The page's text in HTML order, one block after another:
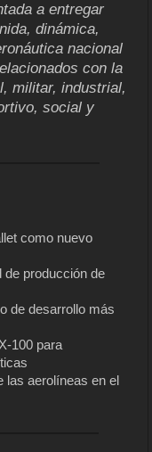
a entregar
dinámica,
nacional
con la
militar, industrial,
social y
como nuevo
de producción de
de desarrollo más
100 para
las aerolíneas en el